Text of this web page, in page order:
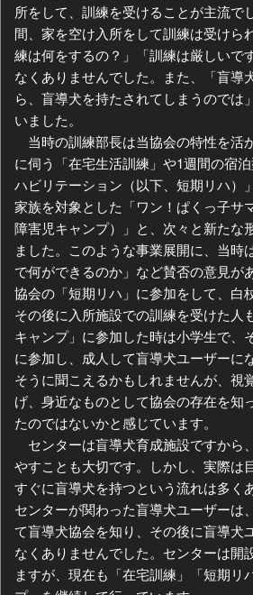
所をして、訓練を受けることが主流で
間、家を空け入所をして訓練は受けら
練は何をするの？」「訓練は厳しいで
なくありませんでした。また、「盲導
ら、盲導犬を持たされてしまうのでは
いました。
当時の訓練部長は当協会の特性を活
に伺う「在宅生活訓練」や1週間の宿
ハビリテーション（以下、短期リハ）
家族を対象とした「ワン！ぱくっ子サ
障害児キャンプ）」と、次々と新たな
ました。このような事業展開に、当時
で何ができるのか」など賛否の意見が
協会の「短期リハ」に参加をして、白
その後に入所施設での訓練を受けた人
キャンプ」に参加した時は小学生で、
に参加し、成人して盲導犬ユーザーに
そうに聞こえるかもしれませんが、視
げ、身近なものとして協会の存在を知
たのではないかと感じています。
センターは盲導犬育成施設ですから
やすことも大切です。しかし、実際は
すぐに盲導犬を持つという流れは多く
センターが関わった盲導犬ユーザーは
て盲導犬協会を知り、その後に盲導犬
なくありませんでした。センターは開
ますが、現在も「在宅訓練」「短期リ